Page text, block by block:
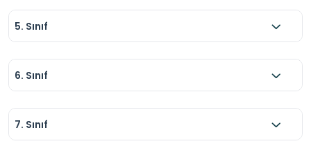
5. Sınıf
6. Sınıf
7. Sınıf